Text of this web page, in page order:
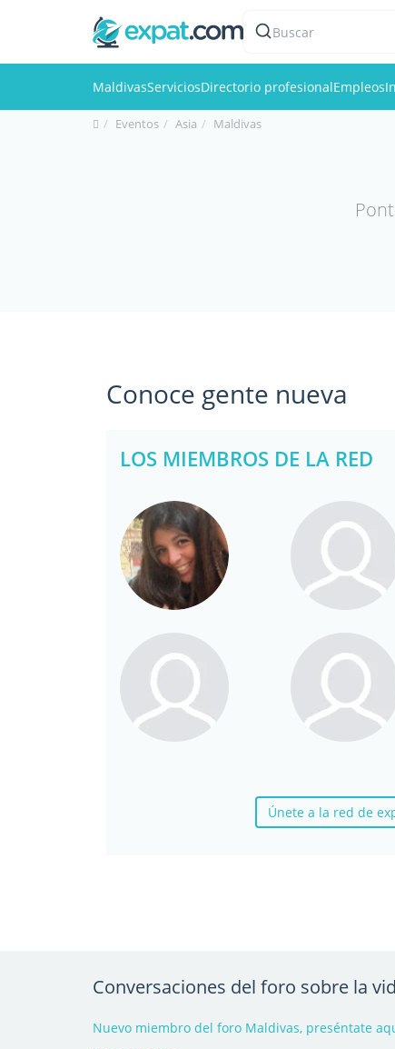
Buscar
MaldivasServiciosDirectorio profesionalEmpleos
Eventos Asia Maldivas
Conoce gente nueva
LOS MIEMBROS DE LA RED
Únete a la red de
Conversaciones del foro sobre la
Nuevo miembro del foro Maldivas, preséntate